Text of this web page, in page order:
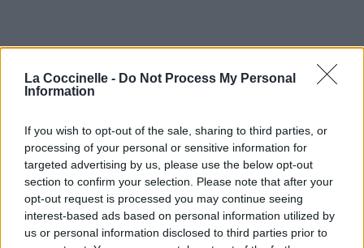
La Coccinelle - Do Not Process My Personal
Information
If you wish to opt-out of the sale, sharing to third parties, or
processing of your personal or sensitive information for
targeted advertising by us, please use the below opt-out
section to confirm your selection. Please note that after your
opt-out request is processed you may continue seeing
interest-based ads based on personal information utilized by
us or personal information disclosed to third parties prior to